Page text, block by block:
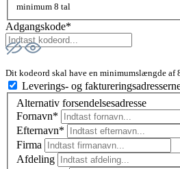
minimum 8 tal
Adgangskode*
Dit kodeord skal have en minimumslængde af
Leverings- og
Alternativ forsendelsesadresse
Fornavn*
Efternavn*
Firma
Afdeling